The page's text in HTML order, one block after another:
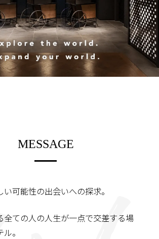
MESSAGE
可能性の出会いへの探求。
全ての人の人生が一点で交差する場
。